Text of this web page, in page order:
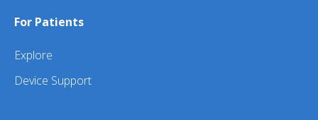
For Patients
Explore
Device Support